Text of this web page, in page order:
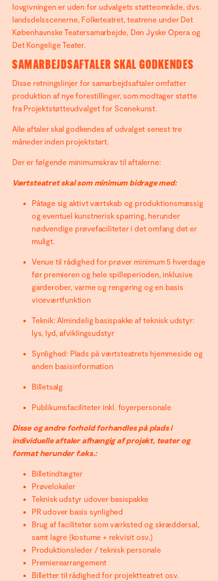
lovgivningen er uden for udvalgets støtteområde, dvs.
landsdelsscenerne, Folketeatret, teatrene under Det
Københavnske Teatersamarbejde, Den Jyske Opera og
Det Kongelige Teater.
SAMARBEJDSAFTALER SKAL GODKENDES
Disse retningslinjer for samarbejdsaftaler omfatter
produktion af nye forestillinger, som modtager støtte
fra Projektstøtteudvalget for Scenekunst.
Alle aftaler skal godkendes af udvalget senest tre
måneder inden projektstart.
Der er følgende minimumskrav til aftalerne:
Værtsteatret skal som minimum bidrage med:
Påtage sig aktivt værtskab og produktionsmæssig
og eventuel kunstnerisk sparring, herunder
nødvendige prøvefaciliteter i det omfang det er
muligt.
Venue til rådighed for prøver minimum 5 hverdage
før premieren og hele spilleperioden, inklusive
garderober, varme og rengøring og en basis
viceværtfunktion
Teknik: Almindelig basispakke af teknisk udstyr:
lys, lyd, afviklingsudstyr
Synlighed: Plads på værtsteatrets hjemmeside og
anden basisinformation
Billetsalg
Publikumsfaciliteter inkl. foyerpersonale
Disse og andre forhold forhandles på plads i
individuelle aftaler afhængig af projekt, teater og
format herunder f.eks.:
Billetindtægter
Prøvelokaler
Teknisk udstyr udover basispakke
PR udover basis synlighed
Brug af faciliteter som værksted og skræddersal,
samt lagre (kostume + rekvisit osv.)
Produktionsleder / teknisk personale
Premierearrangement
Billetter til rådighed for projektteatret osv.